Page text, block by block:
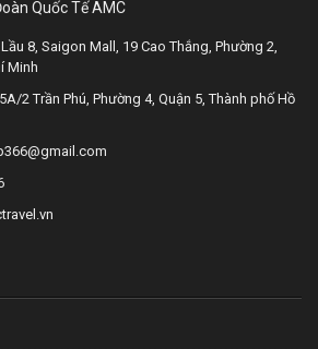
Quốc Tế AMC
8, Saigon Mall, 19 Cao Thắng, Phường 2,
Minh
2 Trần Phú, Phường 4, Quận 5, Thành phố Hồ